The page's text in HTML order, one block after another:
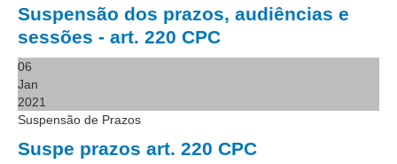
Educação a distância
Responsabilidade Socioambiental
Programa Trabalho Seguro
Coordenadoria de Saúde
Suspensão dos prazos, audiências e
sessões - art. 220 CPC
06
Jan
2021
Suspensão de Prazos
Suspe prazos art. 220 CPC